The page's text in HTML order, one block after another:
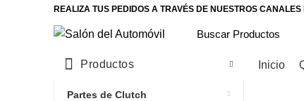
REALIZA TUS PEDIDOS A TRAVÉS DE NUESTROS CANALES
Productos
Partes de Clutch
Inicio